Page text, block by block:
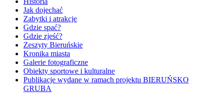
Jak dojechać
Zabytki i atrakcje
Gdzie spać?
Gdzie zjeść?
Zeszyty Bieruńskie
Kronika miasta
Galerie fotograficzne
Obiekty sportowe i kulturalne
Publikacje wydane w ramach projektu BIERUŃSKO
GRUBA